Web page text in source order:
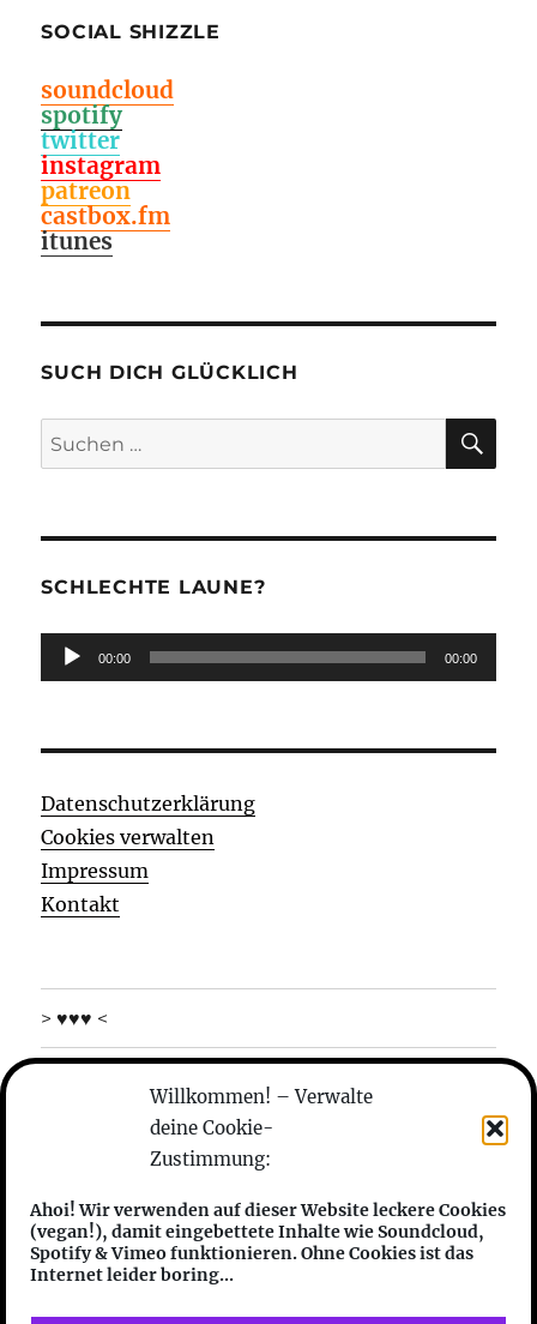
Willkommen! – Verwalte
deine Cookie-
Zustimmung:
Ahoi! Wir verwenden auf dieser Website leckere Cookies
(vegan!), damit eingebettete Inhalte wie Soundcloud,
Spotify & Vimeo funktionieren. Ohne Cookies ist das
Internet leider boring...
SOCIAL SHIZZLE
soundcloud
spotify
twitter
instagram
patreon
castbox.fm
itunes
SUCH DICH GLÜCKLICH
Suchen
nach:
SCHLECHTE LAUNE?
Audio-
Player
00:00 00:00
Datenschutzerklärung
Cookies verwalten
Impressum
Kontakt
> ♥♥♥ <
wer sind die
features
friends